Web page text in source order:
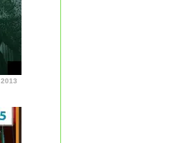
2013